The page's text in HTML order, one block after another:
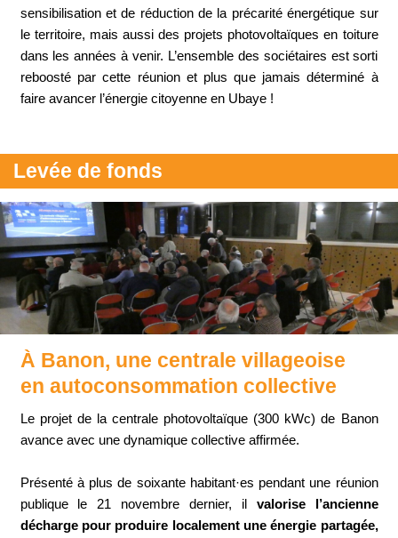
sensibilisation et de réduction de la précarité énergétique sur
le territoire, mais aussi des projets photovoltaïques en toiture
dans les années à venir. L’ensemble des sociétaires est sorti
reboosté par cette réunion et plus que jamais déterminé à
faire avancer l’énergie citoyenne en Ubaye !
Levée de fonds
À Banon, une centrale villageoise
en autoconsommation collective
Le projet de la centrale photovoltaïque (300 kWc) de Banon
avance avec une dynamique collective affirmée.
Présenté à plus de soixante habitant·es pendant une réunion
publique le 21 novembre dernier, il valorise l’ancienne
décharge pour produire localement une énergie partagée,